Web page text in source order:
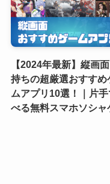
【2024年最新】縦画
持ちの超厳選おすすめ
ムアプリ10選！｜片
べる無料スマホソシャ